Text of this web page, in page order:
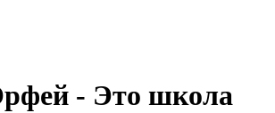
- Это школа